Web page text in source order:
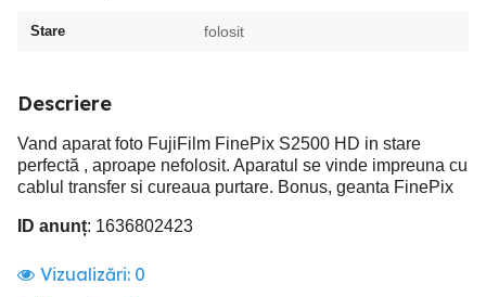
Stare folosit
Descriere
Vand aparat foto FujiFilm FinePix S2500 HD in stare
perfectă , aproape nefolosit. Aparatul se vinde impreuna cu
cablul transfer si cureaua purtare. Bonus, geanta FinePix
ID anunț: 1636802423
Vizualizări: 0